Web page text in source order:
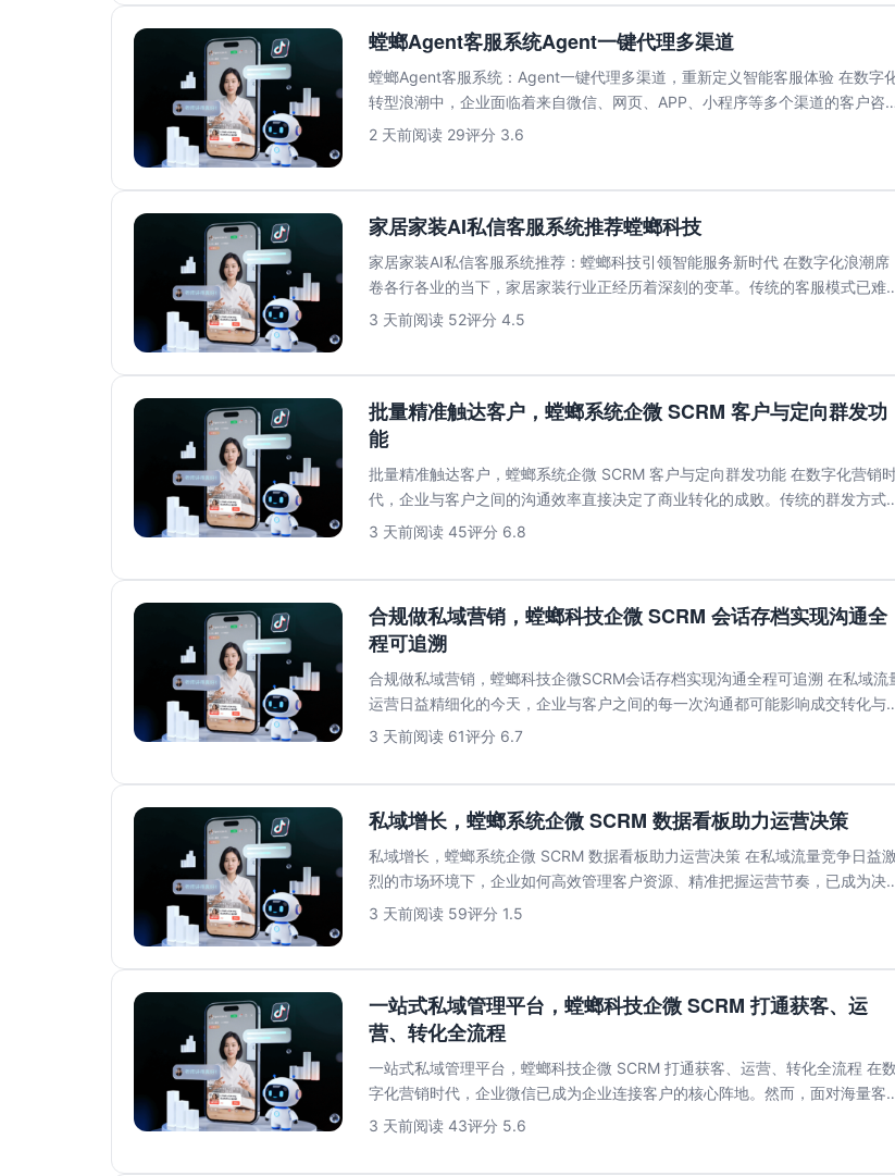
螳螂Agent客服系统Agent一键代理多渠道
螳螂Agent客服系统：Agent一键代理多渠道，重新定义智能客服体验 在数字
转型浪潮中，企业面临着来自微信、网页、APP、小程序等多个渠道的客户咨询
压力。传...
2 天前阅读 29评分 3.6
家居家装AI私信客服系统推荐螳螂科技
家居家装AI私信客服系统推荐：螳螂科技引领智能服务新时代 在数字化浪潮席
卷各行各业的当下，家居家装行业正经历着深刻的变革。传统的客服模式已难
满足消费者对即时响...
3 天前阅读 52评分 4.5
批量精准触达客户，螳螂系统企微 SCRM 客户与定向群发功
能
批量精准触达客户，螳螂系统企微 SCRM 客户与定向群发功能 在数字化营销
代，企业与客户之间的沟通效率直接决定了商业转化的成败。传统的群发方式
往面临打开率低...
3 天前阅读 45评分 6.8
合规做私域营销，螳螂科技企微 SCRM 会话存档实现沟通全
程可追溯
合规做私域营销，螳螂科技企微SCRM会话存档实现沟通全程可追溯 在私域流
运营日益精细化的今天，企业与客户之间的每一次沟通都可能影响成交转化与
牌口碑。然而，员...
3 天前阅读 61评分 6.7
私域增长，螳螂系统企微 SCRM 数据看板助力运营决策
私域增长，螳螂系统企微 SCRM 数据看板助力运营决策 在私域流量竞争日益激
烈的市场环境下，企业如何高效管理客户资源、精准把握运营节奏，已成为决
增长成败的关键...
3 天前阅读 59评分 1.5
一站式私域管理平台，螳螂科技企微 SCRM 打通获客、运
营、转化全流程
一站式私域管理平台，螳螂科技企微 SCRM 打通获客、运营、转化全流程 在数
字化营销时代，企业微信已成为企业连接客户的核心阵地。然而，面对海量客
数据、复杂的运...
3 天前阅读 43评分 5.6